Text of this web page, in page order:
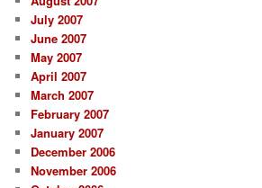
July 2007
June 2007
May 2007
April 2007
March 2007
February 2007
January 2007
December 2006
November 2006